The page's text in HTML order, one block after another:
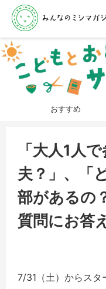
おすすめ
「大人1人
夫？」、「
部があるの
質問にお答
7/31（土）からスタ